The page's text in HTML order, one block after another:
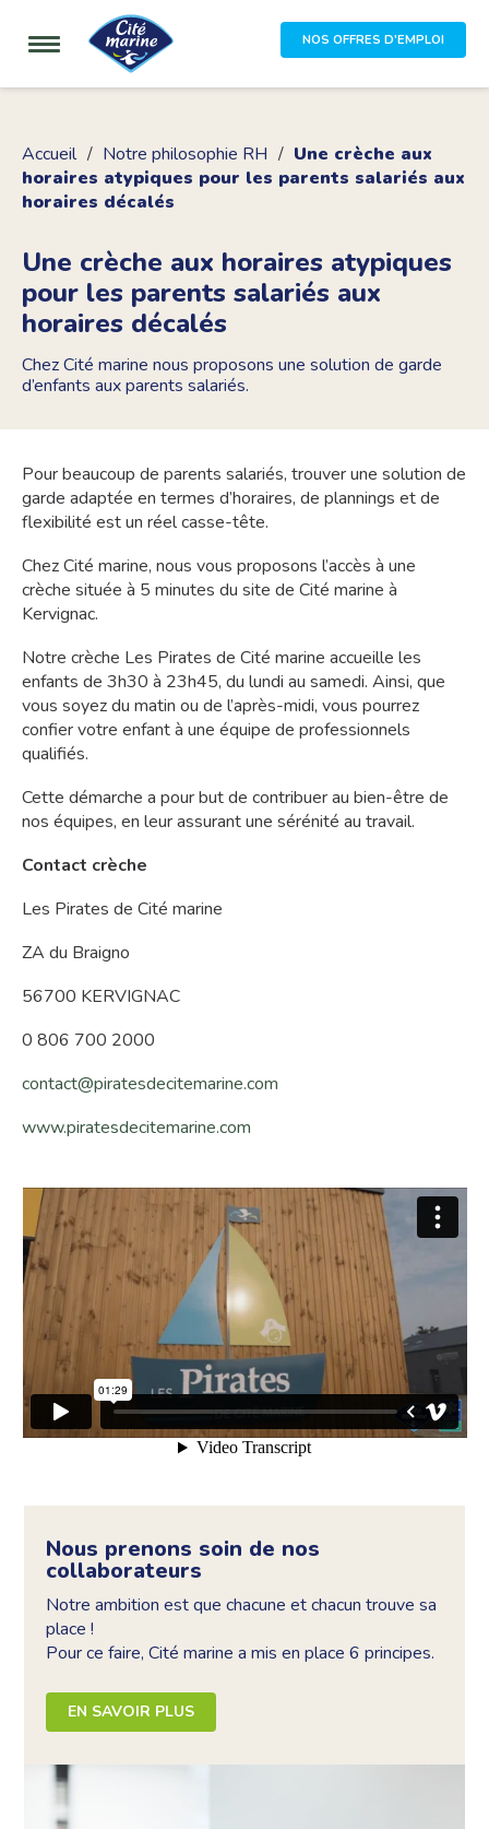
NOS OFFRES D'EMPLOI
Accueil Notre philosophie RH
Une crèche aux
horaires atypiques pour les parents salariés aux
horaires décalés
Une crèche aux horaires atypiques
pour les parents salariés aux
horaires décalés
Chez Cité marine nous proposons une solution de garde
d’enfants aux parents salariés.
Pour beaucoup de parents salariés, trouver une solution de
garde adaptée en termes d’horaires, de plannings et de
flexibilité est un réel casse-tête.
Chez Cité marine, nous vous proposons l’accès à une
crèche située à 5 minutes du site de Cité marine à
Kervignac.
Notre crèche Les Pirates de Cité marine accueille les
enfants de 3h30 à 23h45, du lundi au samedi. Ainsi, que
vous soyez du matin ou de l’après-midi, vous pourrez
confier votre enfant à une équipe de professionnels
qualifiés.
Cette démarche a pour but de contribuer au bien-être de
nos équipes, en leur assurant une sérénité au travail.
Contact crèche
Les Pirates de Cité marine
ZA du Braigno
56700 KERVIGNAC
0 806 700 2000
contact@piratesdecitemarine.com
www.piratesdecitemarine.com
Nous prenons soin de nos
collaborateurs
Notre ambition est que chacune et chacun trouve sa
place !
Pour ce faire, Cité marine a mis en place 6 principes.
EN SAVOIR PLUS